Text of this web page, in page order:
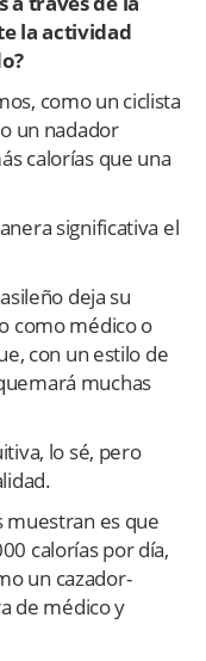
la actividad
como un ciclista
un nadador
calorías que una
significativa el
deja su
como médico o
con un estilo de
muchas
lo sé, pero
muestran es que
calorías por día,
un cazador-
de médico y